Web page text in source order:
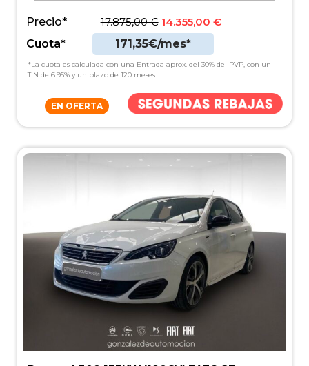
Precio* 17.875,00€ 14.355,00 €
Cuota*
171,35€/mes*
*La cuota es calculada con una Entrada aprox. del 30% del PVP, con un
TIN de 6.95% y un plazo de 120 meses.
EN OFERTA